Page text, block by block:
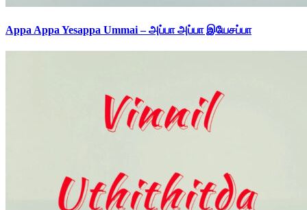
Appa Appa Yesappa Ummai – அப்பா அப்பா இயேசப்பா